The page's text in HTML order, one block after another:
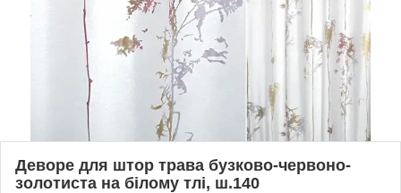
Деворе для штор трава бузково-червоно-
золотиста на білому тлі, ш.140